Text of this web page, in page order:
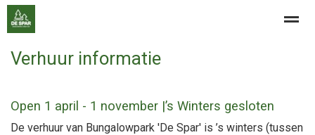
Contact
Home Nieuws Bellen E-mail
Verhuur informatie
Open 1 april - 1 november |’s Winters gesloten
De verhuur van Bungalowpark 'De Spar' is ’s winters (tussen